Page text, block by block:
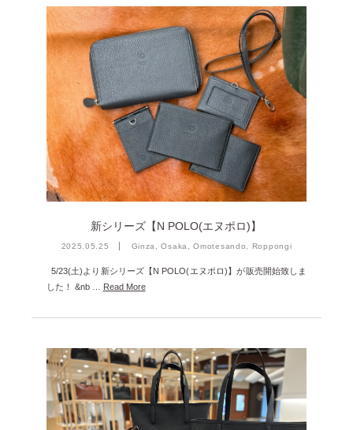
2023年9月 [4]
2023年8月 [6]
2023年7月 [4]
2023年6月 [5]
2023年5月 [4]
2023年4月 [6]
2023年3月 [2]
2022年12月 [2]
2022年9月 [1]
2022年5月 [1]
2022年4月 [3]
2022年3月 [3]
新シリーズ【N POLO(エヌポロ)】
2025.05.25 Ginza, Osaka, Omotesando, Roppongi
5/23(土)より新シリーズ【N POLO(エヌポロ)】が販売開始致しま
した！ &nb …
Read More